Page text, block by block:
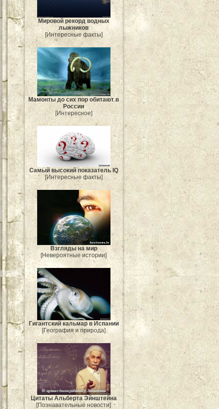
Мировой рекорд водных
лыжников
[Интересные факты]
Мамонты до сих пор обитают в
России
[Интересное]
Самый высокий показатель IQ
[Интересные факты]
Взгляды на мир
[Невероятные истории]
Гигантский кальмар в Испании
[География и природа]
Цитаты Альберта Эйнштейна
[Познавательные новости]